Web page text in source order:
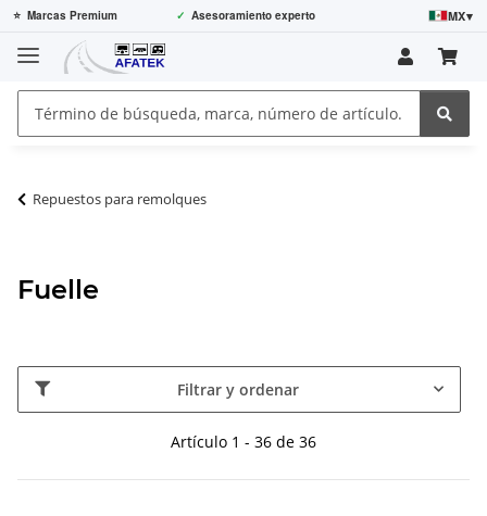
⭐ Marcas Premium ✓ Asesoramiento experto MX▾
Repuestos para remolques
Fuelle
Filtrar y ordenar
Artículo 1 - 36 de 36